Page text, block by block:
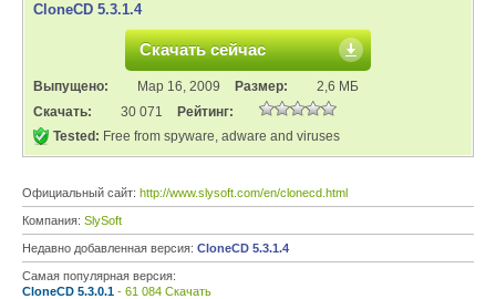
CloneCD 5.3.1.4
Скачать сейчас
Выпущено: Мар 16, 2009 Размер:
2,6 МБ
Скачать:
30 071
Рейтинг:
Tested: Free from spyware, adware and viruses
Официальный сайт: http://www.slysoft.com/en/clonecd.html
Компания: SlySoft
Недавно добавленная версия: CloneCD 5.3.1.4
Самая популярная версия:
CloneCD 5.3.0.1 - 61 084 Скачать